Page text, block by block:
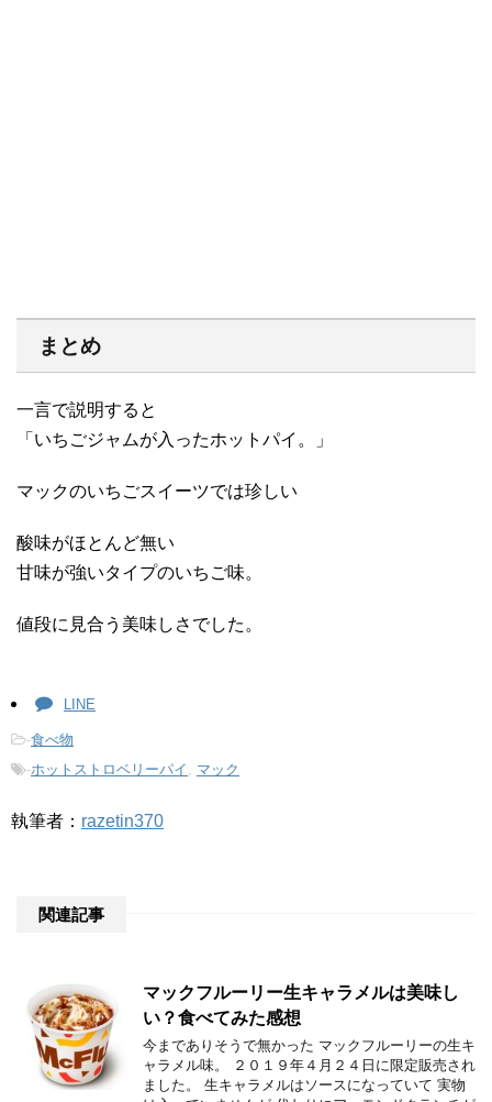
まとめ
一言で説明すると
「いちごジャムが入ったホットパイ。」
マックのいちごスイーツでは珍しい
酸味がほとんど無い
甘味が強いタイプのいちご味。
値段に見合う美味しさでした。
LINE
-食べ物
-ホットストロベリーパイ マック
執筆者： razetin370
関連記事
マックフルーリー生キャラメルは美味し
い？食べてみた感想
今までありそうで無かった マックフルーリーの生キ
ャラメル味。 ２０１９年４月２４日に限定販売され
ました。 生キャラメルはソースになっていて 実物